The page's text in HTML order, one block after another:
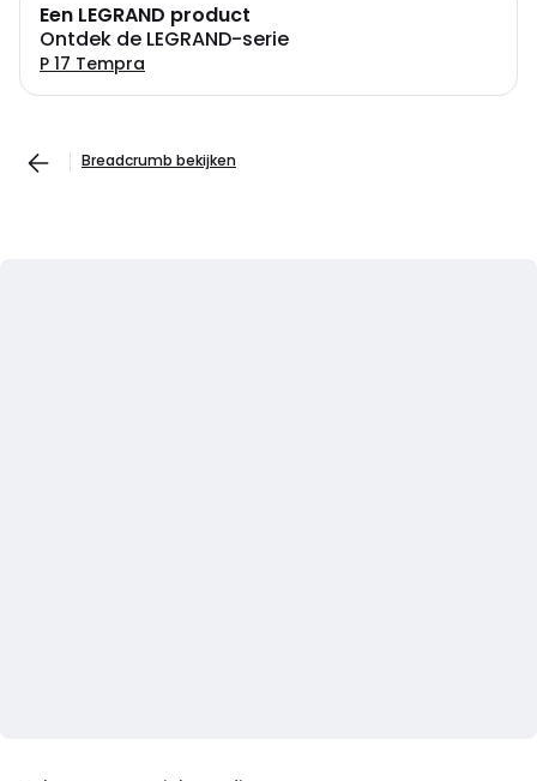
Een LEGRAND product
Ontdek de LEGRAND-serie
P 17 Tempra
Breadcrumb bekijken